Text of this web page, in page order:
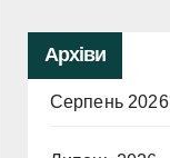
Архіви
Серпень 2026